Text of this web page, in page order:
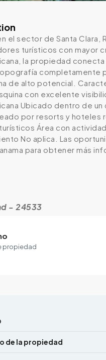
el sector de Santa
turísticos con mayor
la propiedad
completamente
de alto potencial.
con excelente
Ubicado dentro de
por resorts y hoteles
Área con
No aplica. Las
para obtener más
- 24533
propiedad
de la propiedad